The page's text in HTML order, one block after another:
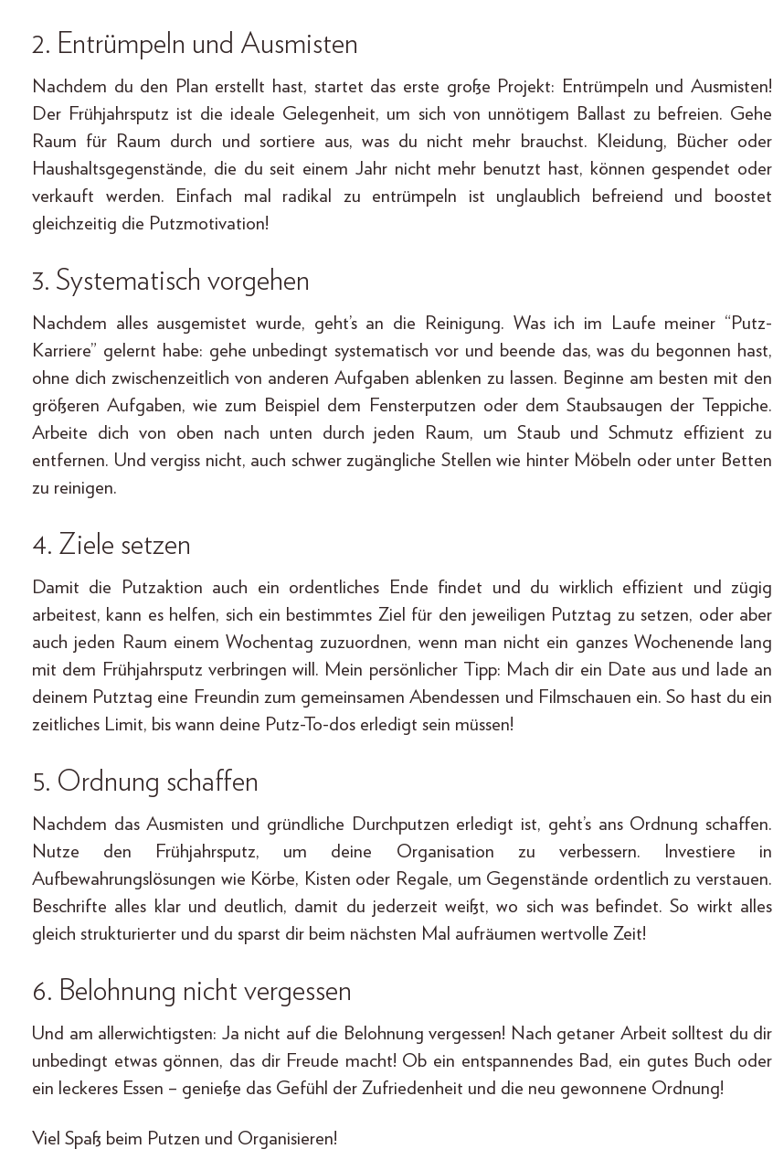
2. Entrümpeln und Ausmisten
Nachdem du den Plan erstellt hast, startet das erste große Projekt: Entrümpeln und Ausmisten!
Der Frühjahrsputz ist die ideale Gelegenheit, um sich von unnötigem Ballast zu befreien. Gehe
Raum für Raum durch und sortiere aus, was du nicht mehr brauchst. Kleidung, Bücher oder
Haushaltsgegenstände, die du seit einem Jahr nicht mehr benutzt hast, können gespendet oder
verkauft werden. Einfach mal radikal zu entrümpeln ist unglaublich befreiend und boostet
gleichzeitig die Putzmotivation!
3. Systematisch vorgehen
Nachdem alles ausgemistet wurde, geht’s an die Reinigung. Was ich im Laufe meiner “Putz-
Karriere” gelernt habe: gehe unbedingt systematisch vor und beende das, was du begonnen hast,
ohne dich zwischenzeitlich von anderen Aufgaben ablenken zu lassen. Beginne am besten mit den
größeren Aufgaben, wie zum Beispiel dem Fensterputzen oder dem Staubsaugen der Teppiche.
Arbeite dich von oben nach unten durch jeden Raum, um Staub und Schmutz effizient zu
entfernen. Und vergiss nicht, auch schwer zugängliche Stellen wie hinter Möbeln oder unter Betten
zu reinigen.
4. Ziele setzen
Damit die Putzaktion auch ein ordentliches Ende findet und du wirklich effizient und zügig
arbeitest, kann es helfen, sich ein bestimmtes Ziel für den jeweiligen Putztag zu setzen, oder aber
auch jeden Raum einem Wochentag zuzuordnen, wenn man nicht ein ganzes Wochenende lang
mit dem Frühjahrsputz verbringen will. Mein persönlicher Tipp: Mach dir ein Date aus und lade an
deinem Putztag eine Freundin zum gemeinsamen Abendessen und Filmschauen ein. So hast du ein
zeitliches Limit, bis wann deine Putz-To-dos erledigt sein müssen!
5. Ordnung schaffen
Nachdem das Ausmisten und gründliche Durchputzen erledigt ist, geht’s ans Ordnung schaffen.
Nutze den Frühjahrsputz, um deine Organisation zu verbessern. Investiere in
Aufbewahrungslösungen wie Körbe, Kisten oder Regale, um Gegenstände ordentlich zu verstauen.
Beschrifte alles klar und deutlich, damit du jederzeit weißt, wo sich was befindet. So wirkt alles
gleich strukturierter und du sparst dir beim nächsten Mal aufräumen wertvolle Zeit!
6. Belohnung nicht vergessen
Und am allerwichtigsten: Ja nicht auf die Belohnung vergessen! Nach getaner Arbeit solltest du dir
unbedingt etwas gönnen, das dir Freude macht! Ob ein entspannendes Bad, ein gutes Buch oder
ein leckeres Essen – genieße das Gefühl der Zufriedenheit und die neu gewonnene Ordnung!
Viel Spaß beim Putzen und Organisieren!